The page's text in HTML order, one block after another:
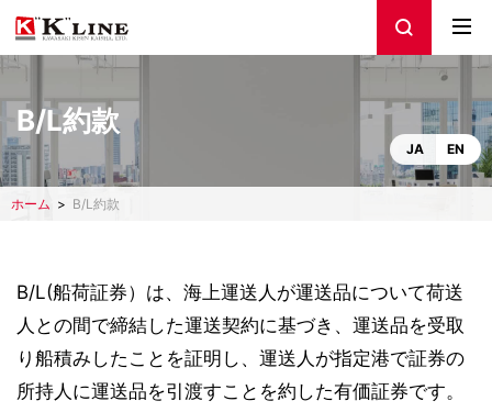
B/L約款
JA EN
ホーム B/L約款
B/L(船荷証券）は、海上運送人が運送品について荷送
人との間で締結した運送契約に基づき、運送品を受取
り船積みしたことを証明し、運送人が指定港で証券の
所持人に運送品を引渡すことを約した有価証券です。